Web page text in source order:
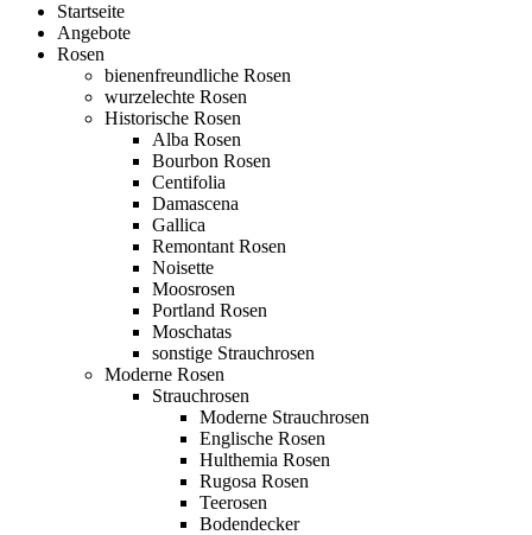
Startseite
Angebote
Rosen
bienenfreundliche Rosen
wurzelechte Rosen
Historische Rosen
Alba Rosen
Bourbon Rosen
Centifolia
Damascena
Gallica
Remontant Rosen
Noisette
Moosrosen
Portland Rosen
Moschatas
sonstige Strauchrosen
Moderne Rosen
Strauchrosen
Moderne Strauchrosen
Englische Rosen
Hulthemia Rosen
Rugosa Rosen
Teerosen
Bodendecker